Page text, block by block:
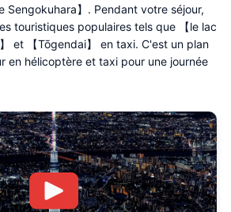
Sengokuhara】. Pendant votre séjour,
touristiques populaires tels que 【le lac
et 【Tōgendai】 en taxi. C'est un plan
en hélicoptère et taxi pour une journée